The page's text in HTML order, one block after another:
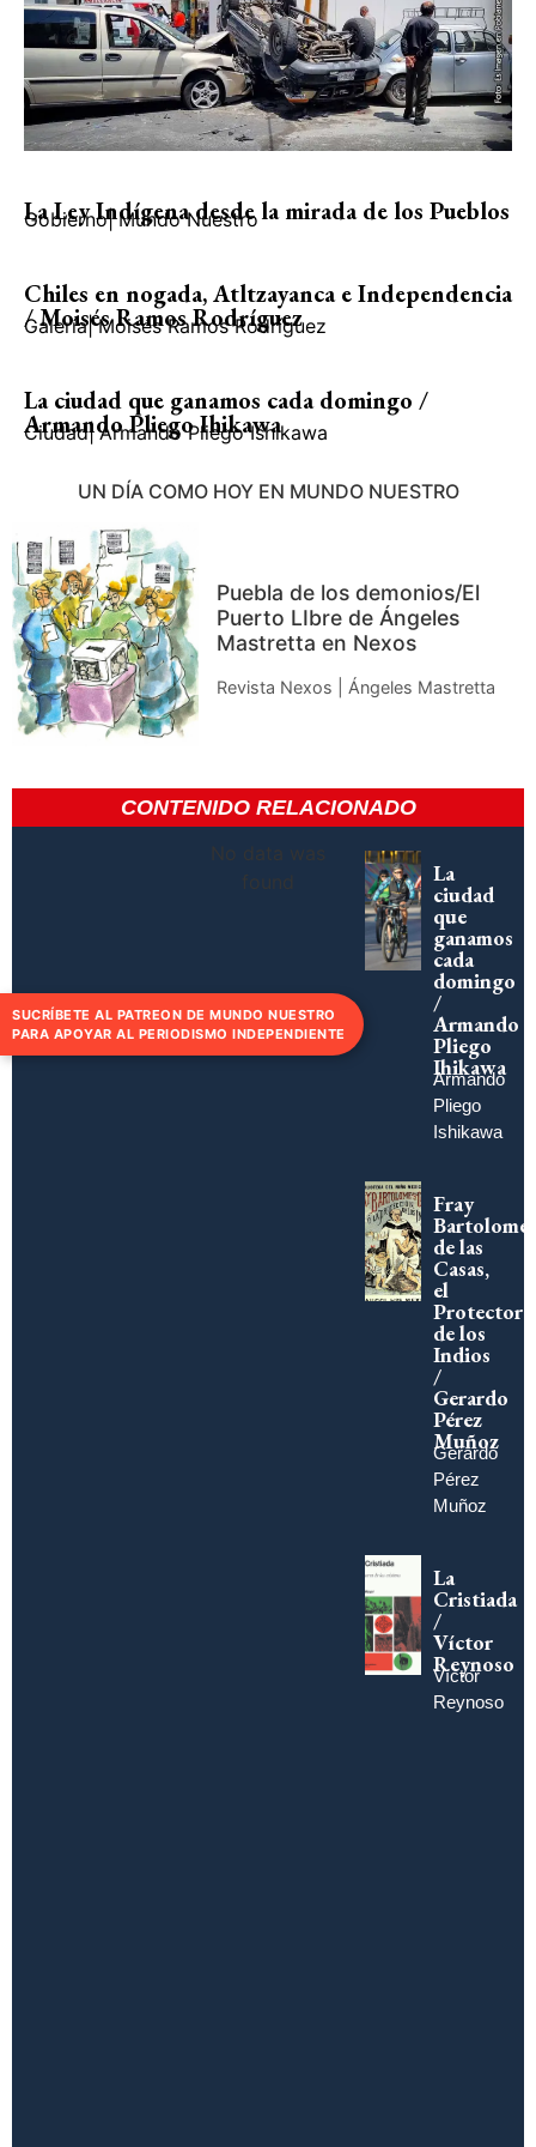
La Ley Indígena desde la mirada de los Pueblos
Gobierno| Mundo Nuestro
Chiles en nogada, Atltzayanca e Independencia
/ Moisés Ramos Rodríguez
Galería| Moisés Ramos Rodríguez
La ciudad que ganamos cada domingo /
Armando Pliego Ihikawa
Ciudad| Armando Pliego Ishikawa
UN DÍA COMO HOY EN MUNDO NUESTRO
Puebla de los demonios/El
Puerto LIbre de Ángeles
Mastretta en Nexos
Revista Nexos | Ángeles Mastretta
CONTENIDO RELACIONADO
No data was
found
La
ciudad
que
ganamos
cada
domingo
/
Armando
Pliego
Ihikawa
Armando
Pliego
Ishikawa
Fray
Bartolomé
de las
Casas,
el
Protector
de los
Indios
/
Gerardo
Pérez
Muñoz
Gerardo
Pérez
Muñoz
La
Cristiada
/
Víctor
Reynoso
Víctor
Reynoso
SUCRÍBETE AL PATREON DE MUNDO NUESTRO
PARA APOYAR AL PERIODISMO INDEPENDIENTE